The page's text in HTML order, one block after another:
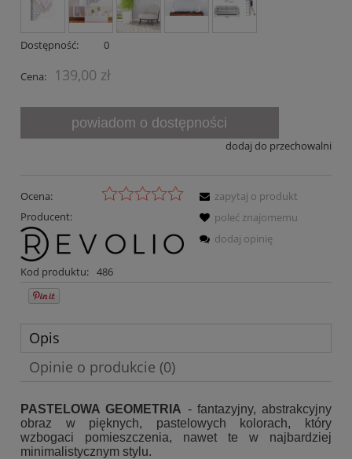
Dostępność: 0
Cena: 139,00 zł
powiadom o dostępności
dodaj do przechowalni
Ocena:
Producent:
Kod produktu: 486
zapytaj o produkt
poleć znajomemu
dodaj opinię
Opis
Opinie o produkcie (0)
PASTELOWA GEOMETRIA - fantazyjny, abstrakcyjny
obraz w pięknych, pastelowych kolorach, który
wzbogaci pomieszczenia, nawet te w najbardziej
minimalistycznym stylu.